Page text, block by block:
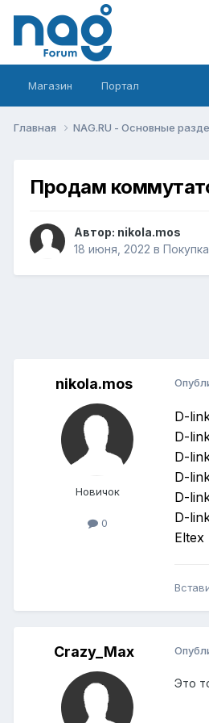
Магазин Портал
Главная NAG.RU - Основные
Продам
Автор: nikola.mos
18 июня, 2022 в
nikola.mos
Новичок
0
D-
D-
D-
D-
D-
D-
Eltex
Crazy_Max
Это